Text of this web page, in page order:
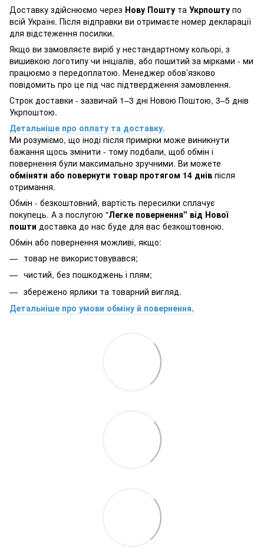
Доставку здійснюємо через Нову Пошту та Укрпошту по
всій Україні. Після відправки ви отримаєте номер декларації
для відстеження посилки.
Якщо ви замовляєте виріб у нестандартному кольорі, з
вишивкою логотипу чи ініціалів, або пошитий за мірками - ми
працюємо з передоплатою. Менеджер обов’язково
повідомить про це під час підтвердження замовлення.
Строк доставки - зазвичай 1–3 дні Новою Поштою, 3–5 днів
Укрпоштою.
Детальніше про оплату та доставку.
Ми розуміємо, що іноді після примірки може виникнути
бажання щось змінити - тому подбали, щоб обмін і
повернення були максимально зручними. Ви можете
обміняти або повернути товар протягом 14 днів після
отримання.
Обмін - безкоштовний, вартість пересилки сплачує
покупець. А з послугою "Легке повернення" від Нової
пошти доставка до нас буде для вас безкоштовною.
Обмін або повернення можливі, якщо:
товар не використовувався;
чистий, без пошкоджень і плям;
збережено ярлики та товарний вигляд.
Детальніше про умови обміну й повернення.